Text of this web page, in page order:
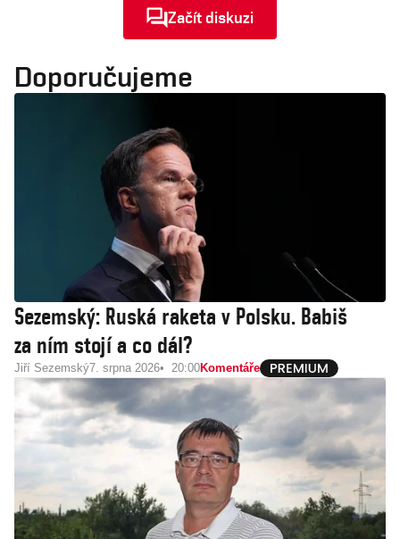
Začít diskuzi
Doporučujeme
Sezemský: Ruská raketa v Polsku. Babiš
za ním stojí a co dál?
Jiří Sezemský7. srpna 2026 20:00Komentáře